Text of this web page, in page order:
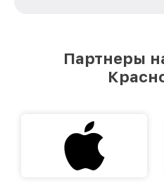
лучшим сервисным
Краснодаре, постоянно
Партнеры